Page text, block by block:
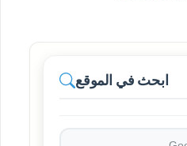
ابحث في الموقع